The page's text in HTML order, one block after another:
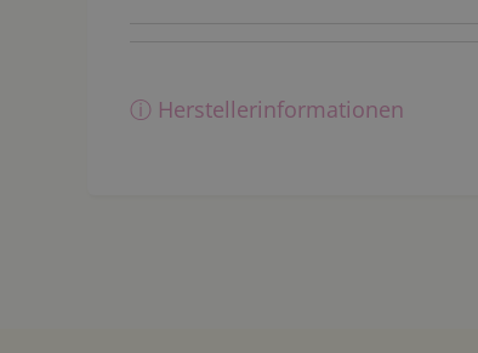
ⓘ Herstellerinformationen